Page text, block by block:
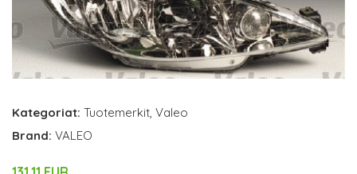
Kategoriat: Tuotemerkit, Valeo
Brand: VALEO